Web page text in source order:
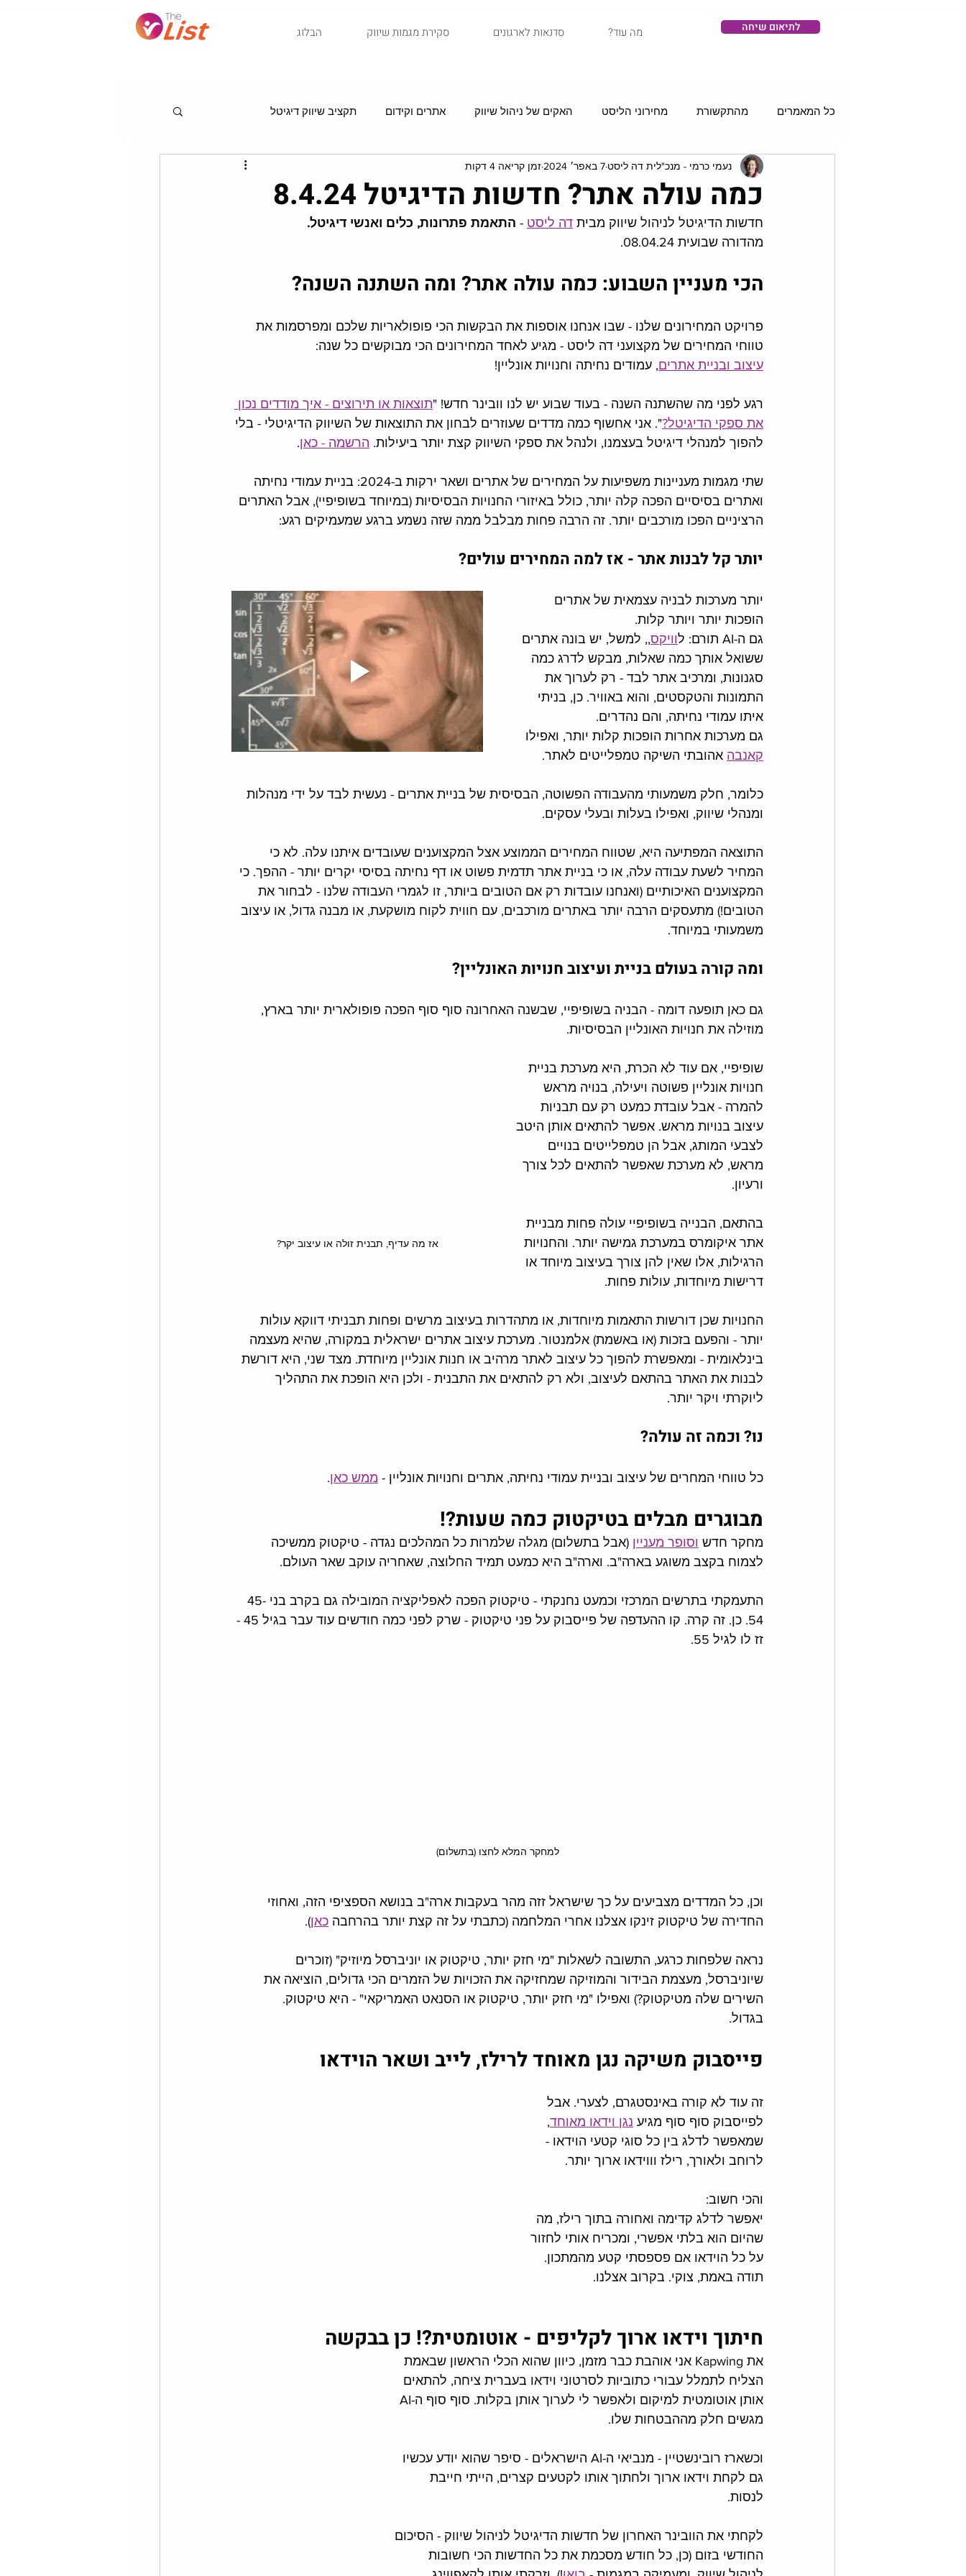
הבלוג סקירת מגמות שיווק סדנאות לארגונים ?מה עוד לתיאום שיחה
כל המאמרים מהתקשורת מחירוני הליסט האקים של ניהול שיווק אתרים וקידום תקציב שיווק דיגיטל
רשתות חברתיות סושיאל וידאו סיפורי לקוחות איקומרס מגמות לניהול שיווק
כמה עולה אתר? חדשות הדיגיטל 8.4.24
נעמי כרמי - מנכ"לית דה ליסט 7 באפר׳ 2024 זמן קריאה 4 דקות
חדשות הדיגיטל לניהול שיווק מבית דה ליסט - התאמת פתרונות, כלים ואנשי דיגיטל.
מהדורה שבועית 08.04.24.
הכי מעניין השבוע: כמה עולה אתר? ומה השתנה השנה?
פרויקט המחירונים שלנו - שבו אנחנו אוספות את הבקשות הכי פופולאריות שלכם ומפרסמות את
טווחי המחירים של מקצועני דה ליסט - מגיע לאחד המחירונים הכי מבוקשים כל שנה:
עיצוב ובניית אתרים, עמודים נחיתה וחנויות אונליין!
רגע לפני מה שהשתנה השנה - בעוד שבוע יש לנו וובינר חדש! "תוצאות או תירוצים - איך מודדים נכון
את ספקי הדיגיטל?". אני אחשוף כמה מדדים שעוזרים לבחון את התוצאות של השיווק הדיגיטלי - בלי
להפוך למנהלי דיגיטל בעצמנו, ולנהל את ספקי השיווק קצת יותר ביעילות. הרשמה - כאן.
שתי מגמות מעניינות משפיעות על המחירים של אתרים ושאר ירקות ב-2024: בניית עמודי נחיתה
ואתרים בסיסיים הפכה קלה יותר, כולל באיזורי החנויות הבסיסיות (במיוחד בשופיפיי), אבל האתרים
הרציניים הפכו מורכבים יותר. זה הרבה פחות מבלבל ממה שזה נשמע ברגע שמעמיקים רגע:
יותר קל לבנות אתר - אז למה המחירים עולים?
יותר מערכות לבניה עצמאית של אתרים
הופכות יותר ויותר קלות.
גם ה-AI תורם: ל
וויקס,, למשל, יש בונה אתרים
ששואל אותך כמה שאלות, מבקש לדרג כמה
סגנונות, ומרכיב אתר לבד - רק לערוך את
התמונות והטקסטים, והוא באוויר. כן, בניתי
איתו עמודי נחיתה, והם נהדרים.
גם מערכות אחרות הופכות קלות יותר, ואפילו
קאנבה אהובתי השיקה טמפלייטים לאתר.
כלומר, חלק משמעותי מהעבודה הפשוטה, הבסיסית של בניית אתרים - נעשית לבד על ידי מנהלות
ומנהלי שיווק, ואפילו בעלות ובעלי עסקים.
התוצאה המפתיעה היא, שטווח המחירים הממוצע אצל המקצוענים שעובדים איתנו עלה. לא כי
המחיר לשעת עבודה עלה, או כי בניית אתר תדמית פשוט או דף נחיתה בסיסי יקרים יותר - ההפך. כי
המקצוענים האיכותיים (ואנחנו עובדות רק אם הטובים ביותר, זו לגמרי העבודה שלנו - לבחור את
הטובים!) מתעסקים הרבה יותר באתרים מורכבים, עם חווית לקוח מושקעת, או מבנה גדול, או עיצוב
משמעותי במיוחד.
ומה קורה בעולם בניית ועיצוב חנויות האונליין?
גם כאן תופעה דומה - הבניה בשופיפיי, שבשנה האחרונה סוף סוף הפכה פופולארית יותר בארץ,
מוזילה את חנויות האונליין הבסיסיות.
אז מה עדיף, תבנית זולה או עיצוב יקר?
שופיפיי, אם עוד לא הכרת, היא מערכת בניית
חנויות אונליין פשוטה ויעילה, בנויה מראש
להמרה - אבל עובדת כמעט רק עם תבניות
עיצוב בנויות מראש. אפשר להתאים אותן היטב
לצבעי המותג, אבל הן טמפלייטים בנויים
מראש, לא מערכת שאפשר להתאים לכל צורך
ורעיון.
בהתאם, הבנייה בשופיפיי עולה פחות מבניית
אתר איקומרס במערכת גמישה יותר. והחנויות
הרגילות, אלו שאין להן צורך בעיצוב מיוחד או
דרישות מיוחדות, עולות פחות.
החנויות שכן דורשות התאמות מיוחדות, או מתהדרות בעיצוב מרשים ופחות תבניתי דווקא עולות
יותר - והפעם בזכות (או באשמת) אלמנטור. מערכת עיצוב אתרים ישראלית במקורה, שהיא מעצמה
בינלאומית - ומאפשרת להפוך כל עיצוב לאתר מרהיב או חנות אונליין מיוחדת. מצד שני, היא דורשת
לבנות את האתר בהתאם לעיצוב, ולא רק להתאים את התבנית - ולכן היא הופכת את התהליך
ליוקרתי ויקר יותר.
נו? וכמה זה עולה?
כל טווחי המחרים של עיצוב ובניית עמודי נחיתה, אתרים וחנויות אונליין - ממש כאן.
מבוגרים מבלים בטיקטוק כמה שעות?!
מחקר חדש וסופר מעניין (אבל בתשלום) מגלה שלמרות כל המהלכים נגדה - טיקטוק ממשיכה
לצמוח בקצב משוגע בארה"ב. וארה"ב היא כמעט תמיד החלוצה, שאחריה עוקב שאר העולם.
התעמקתי בתרשים המרכזי וכמעט נחנקתי - טיקטוק הפכה לאפליקציה המובילה גם בקרב בני 45-
54. כן. זה קרה. קו ההעדפה של פייסבוק על פני טיקטוק - שרק לפני כמה חודשים עוד עבר בגיל 45 -
זז לו לגיל 55.
למחקר המלא לחצו (בתשלום)
וכן, כל המדדים מצביעים על כך שישראל זזה מהר בעקבות ארה"ב בנושא הספציפי הזה, ואחוזי
החדירה של טיקטוק זינקו אצלנו אחרי המלחמה (כתבתי על זה קצת יותר בהרחבה כאן).
נראה שלפחות כרגע, התשובה לשאלות "מי חזק יותר, טיקטוק או יוניברסל מיוזיק" (זוכרים
שיוניברסל, מעצמת הבידור והמוזיקה שמחזיקה את הזכויות של הזמרים הכי גדולים, הוציאה את
השירים שלה מטיקטוק?) ואפילו "מי חזק יותר, טיקטוק או הסנאט האמריקאי" - היא טיקטוק.
בגדול.
פייסבוק משיקה נגן מאוחד לרילז, לייב ושאר הוידאו
זה עוד לא קורה באינסטגרם, לצערי. אבל
לפייסבוק סוף סוף מגיע נגן וידאו מאוחד,
שמאפשר לדלג בין כל סוגי קטעי הוידאו -
לרוחב ולאורך, רילז וווידאו ארוך יותר.
והכי חשוב:
יאפשר לדלג קדימה ואחורה בתוך רילז, מה
שהיום הוא בלתי אפשרי, ומכריח אותי לחזור
על כל הוידאו אם פספסתי קטע מהמתכון.
תודה באמת, צוקי. בקרוב אצלנו.
חיתוך וידאו ארוך לקליפים - אוטומטית?! כן בבקשה
את Kapwing אני אוהבת כבר מזמן, כיוון שהוא הכלי הראשון שבאמת
הצליח לתמלל עבורי כתוביות לסרטוני וידאו בעברית ציחה, להתאים
מגשים חלק מההבטחות שלו.
וכשארז רובינשטיין - מנביאי ה-AI הישראלים - סיפר שהוא יודע עכשיו
גם לקחת וידאו ארוך ולחתוך אותו לקטעים קצרים, הייתי חייבת
לנסות.
לקחתי את הוובינר האחרון של חדשות הדיגיטל לניהול שיווק - הסיכום
החודשי בזום (כן, כל חודש מסכמת את כל החדשות הכי חשובות